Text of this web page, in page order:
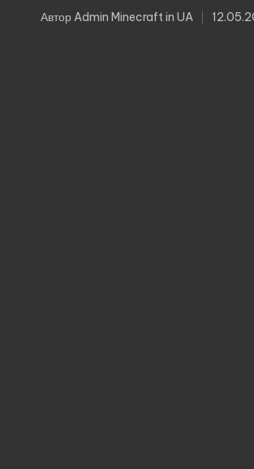
техніка,
Опубліковано
АвторAdmin Minecraft in UA